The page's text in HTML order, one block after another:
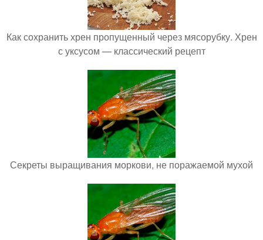
Как сохранить хрен пропущенный через мясорубку. Хрен
с уксусом — классический рецепт
Секреты выращивания моркови, не поражаемой мухой